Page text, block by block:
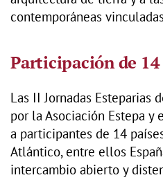
contemporáneas
Participación de 14
Las II Jornadas Esteparias
por la Asociación Estepa y
a participantes de 14
Atlántico, entre ellos
intercambio abierto y